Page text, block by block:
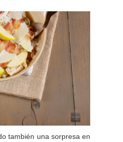
también una sorpresa en